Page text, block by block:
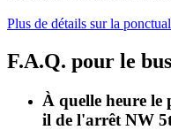
Plus de détails sur la
F.A.Q. pour le
À quelle heure
il de l'arrêt NW